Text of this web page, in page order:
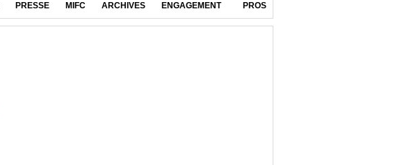
PRESSE MIFC ARCHIVES ENGAGEMENT PROS